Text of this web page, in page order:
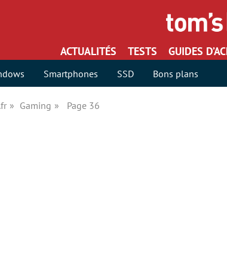
ACTUALITÉS TESTS GUIDES
Smartphones SSD Bons plans
Gaming Page 36